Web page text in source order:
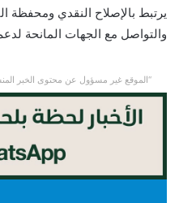
يرتبط بالإصلاح النقدي ومحفظة
والتواصل مع الجهات المانحة
“الموقع غير مسؤول عن محتوى الخبر